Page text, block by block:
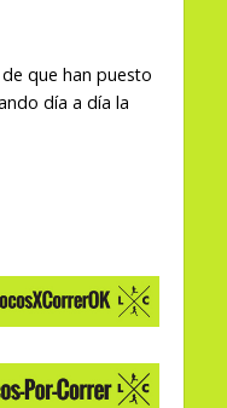
que han puesto
día a día la